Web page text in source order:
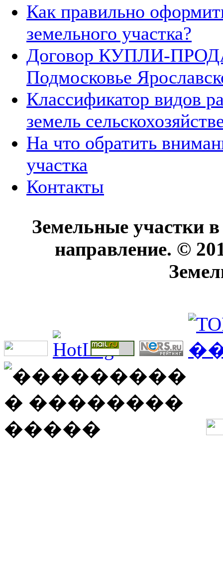
Как правильно
земельного участка?
Договор КУПЛИ-
Подмосковье
Классификатор видов
земель
На что обратить
участка
Контакты
Земельные участки
направление. ©